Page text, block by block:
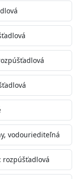
zasychá na
prvého náteru.
35°C alebo
v
na
vodouriediteľná
rozpúšťadlová